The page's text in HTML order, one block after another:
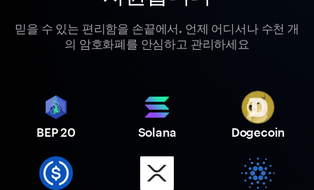
믿을 수 있는 편리함을 손끝에서. 언제 어디서나 수천 개
의 암호화폐를 안심하고 관리하세요
BEP 20 Solana Dogecoin